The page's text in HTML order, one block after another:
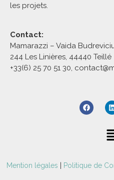
les projets.
Contact:
Mamarazzi – Vaida
244 Les Linières, 44440 Teillé
+33(6) 25 70 51 30,
Mention légales Politique de